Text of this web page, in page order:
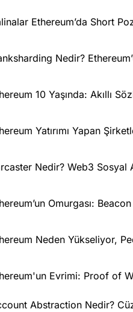
Ethereum’da Short
Nedir?
10 Yaşında: Akıllı
Yatırımı Yapan
Nedir? Web3 Sosyal
Omurgası:
Neden Yükseliyor,
Evrimi: Proof of
Abstraction Nedir?